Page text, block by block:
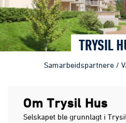
TRYSIL
Samarbeidspartnere /
Om Trysil Hus
Selskapet ble grunnlagt i